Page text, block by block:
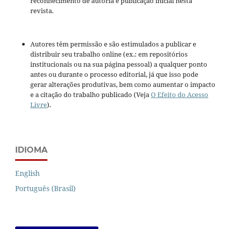
revista.
Autores têm permissão e são estimulados a publicar e
distribuir seu trabalho online (ex.: em repositórios
institucionais ou na sua página pessoal) a qualquer ponto
antes ou durante o processo editorial, já que isso pode
gerar alterações produtivas, bem como aumentar o impacto
e a citação do trabalho publicado (VejaO Efeito do Acesso
Livre).
IDIOMA
English
Português (Brasil)